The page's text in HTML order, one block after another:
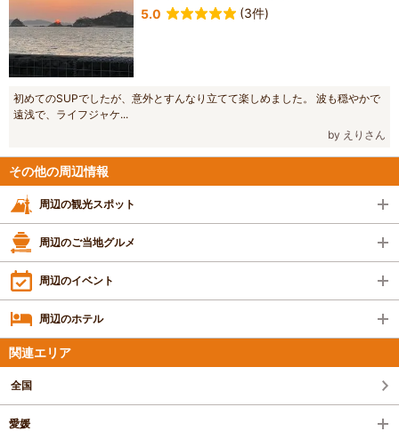
5.0
(3件)
初めてのSUPでしたが、意外とすんなり立てて楽しめました。 波も穏やかで
遠浅で、ライフジャケ...
by えりさん
その他の周辺情報
周辺の観光スポット
周辺のご当地グルメ
周辺のイベント
周辺のホテル
関連エリア
全国
愛媛